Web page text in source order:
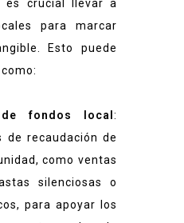
es crucial llevar a
para marcar
Esto puede
fondos local :
de recaudación de
como ventas
silenciosas o
para apoyar los